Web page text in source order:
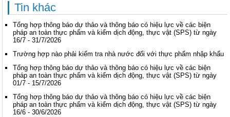
Tin khác
Tổng hợp thông báo dự thảo và thông báo có hiệu lực về các biện
pháp an toàn thực phẩm và kiểm dịch động, thực vật (SPS) từ ngày
16/7 - 31/7/2026
Trường hợp nào phải kiểm tra nhà nước đối với thực phẩm nhập khẩu
Tổng hợp thông báo dự thảo và thông báo có hiệu lực về các biện
pháp an toàn thực phẩm và kiểm dịch động, thực vật (SPS) từ ngày
01/7 - 15/7/2026
Tổng hợp thông báo dự thảo và thông báo có hiệu lực về các biện
pháp an toàn thực phẩm và kiểm dịch động, thực vật (SPS) từ ngày
16/6 - 30/6/2026